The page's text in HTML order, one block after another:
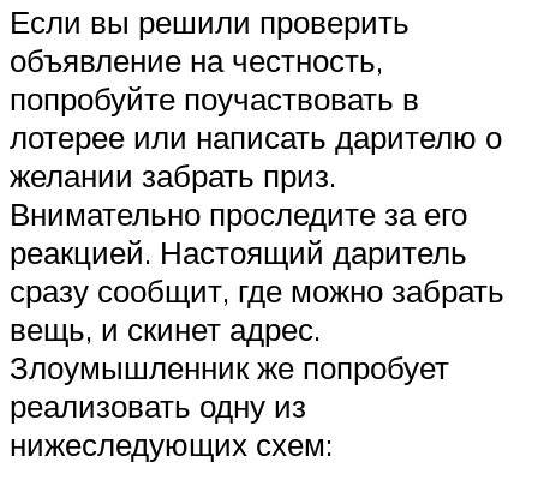
Если вы решили проверить
объявление на честность,
попробуйте поучаствовать в
лотерее или написать дарителю о
желании забрать приз.
Внимательно проследите за его
реакцией. Настоящий даритель
сразу сообщит, где можно забрать
вещь, и скинет адрес.
Злоумышленник же попробует
реализовать одну из
нижеследующих схем: